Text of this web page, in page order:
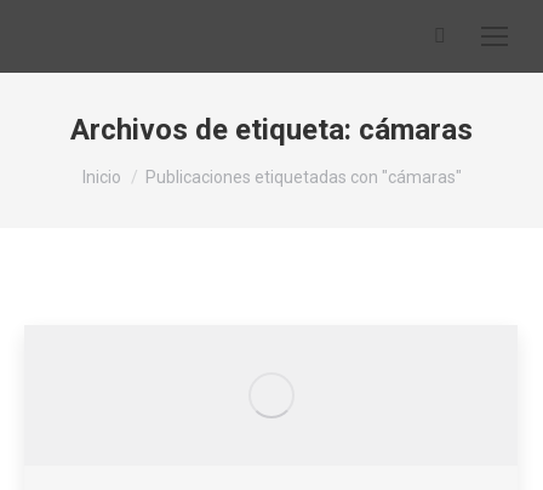
Archivos de etiqueta: cámaras
Estás aquí:
Inicio Publicaciones etiquetadas con "cámaras"